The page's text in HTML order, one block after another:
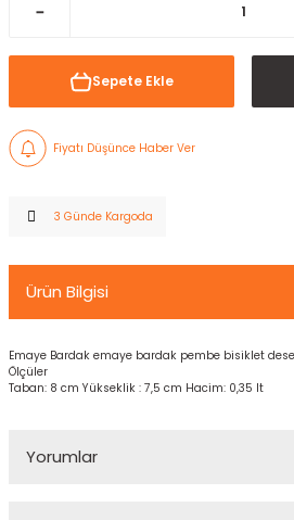
Sepete Ekle
Fiyatı Düşünce Haber Ver
3 Günde Kargoda
Ürün Bilgisi
Emaye Bardak emaye bardak pembe bisiklet
Ölçüler
Taban: 8 cm Yükseklik : 7,5 cm Hacim: 0,35 lt
Yorumlar